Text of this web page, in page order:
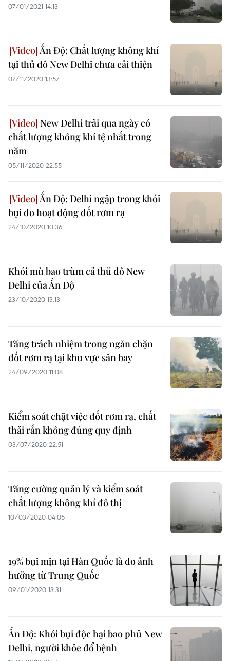
07/01/2021 14:13
Ấn Độ: Chất lượng không khí
tại thủ đô New Delhi chưa cải thiện
07/11/2020 13:57
New Delhi trải qua ngày có
chất lượng không khí tệ nhất trong
năm
05/11/2020 22:55
Ấn Độ: Delhi ngập trong khói
bụi do hoạt động đốt rơm rạ
24/10/2020 10:36
Khói mù bao trùm cả thủ đô New
Delhi của Ấn Độ
23/10/2020 13:13
Tăng trách nhiệm trong ngăn chặn
đốt rơm rạ tại khu vực sân bay
24/09/2020 11:08
Kiểm soát chặt việc đốt rơm rạ, chất
thải rắn không đúng quy định
03/07/2020 22:51
Tăng cường quản lý và kiểm soát
chất lượng không khí đô thị
10/03/2020 04:05
19% bụi mịn tại Hàn Quốc là do ảnh
hưởng từ Trung Quốc
09/01/2020 13:31
Ấn Độ: Khói bụi độc hại bao phủ New
Delhi, người khỏe đổ bệnh